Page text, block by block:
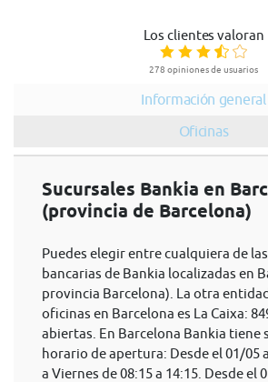
Los clientes valoran
278 opiniones de usuarios
Información general
Oficinas
Sucursales Bankia en
(provincia de Barcelona)
Puedes elegir entre cualquiera de
bancarias de Bankia localizadas en
provincia Barcelona). La otra
oficinas en Barcelona es La Caixa:
abiertas. En Barcelona Bankia tiene
horario de apertura: Desde el 01/05
a Viernes de 08:15 a 14:15. Desde el